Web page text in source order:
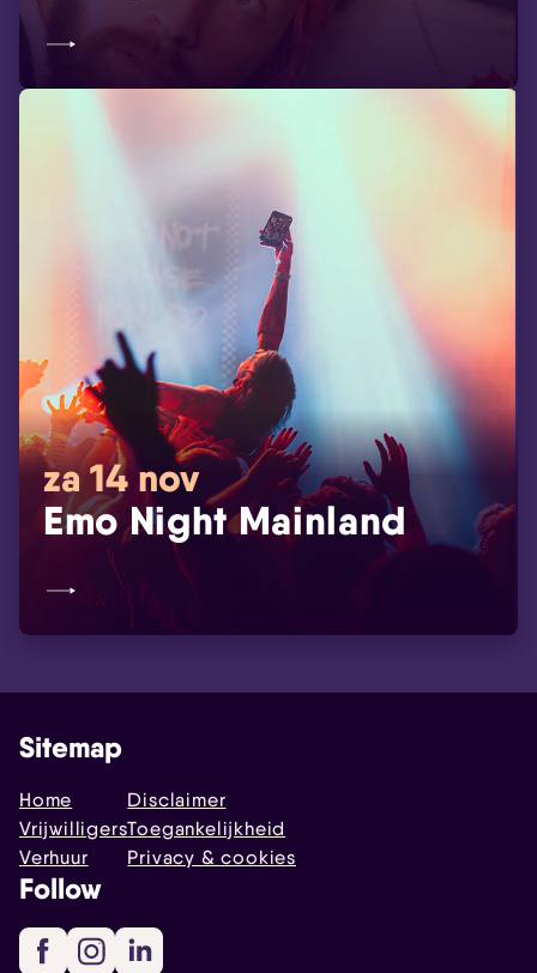
za 14 nov
Emo Night Mainland
Sitemap
Home
Vrijwilligers
Verhuur
Disclaimer
Toegankelijkheid
Privacy & cookies
Follow
FacebookInstagram